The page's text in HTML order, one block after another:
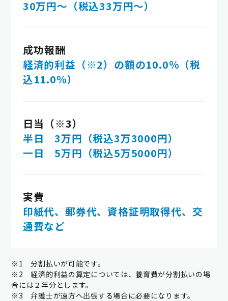
30万円～（税込33万円～）
成功報酬
経済的利益（※2）の額の10.0％（税
込11.0％）
日当（※3）
半日 3万円（税込3万3000円）
一日 5万円（税込5万5000円）
実費
印紙代、郵券代、資格証明取得代、交
通費など
※1 分割払いが可能です。
※2 経済的利益の算定については、養育費が分割払いの場
合には２年分とします。
※3 弁護士が遠方へ出張する場合に必要になります。